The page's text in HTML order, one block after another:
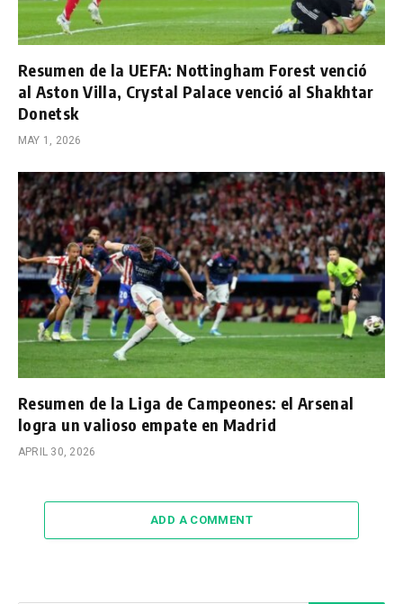
Resumen de la UEFA: Nottingham Forest venció
al Aston Villa, Crystal Palace venció al Shakhtar
Donetsk
MAY 1, 2026
Resumen de la Liga de Campeones: el Arsenal
logra un valioso empate en Madrid
APRIL 30, 2026
ADD A COMMENT